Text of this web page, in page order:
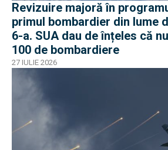
Revizuire majoră în
primul bombardier din lume
6-a. SUA dau de înțeles că
100 de bombardiere
27 IULIE 2026